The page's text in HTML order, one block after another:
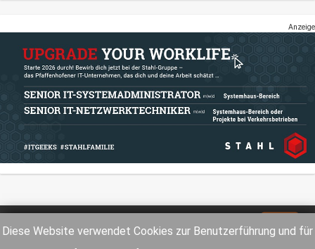
Diese Website verwendet Cookies zur Benutzerführung und für
Anzeige